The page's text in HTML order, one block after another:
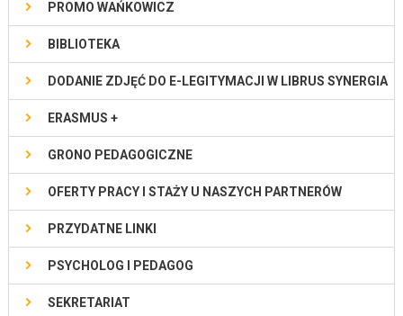
PROMO WAŃKOWICZ
BIBLIOTEKA
DODANIE ZDJĘĆ DO E-LEGITYMACJI W LIBRUS SYNERGIA
ERASMUS +
GRONO PEDAGOGICZNE
OFERTY PRACY I STAŻY U NASZYCH PARTNERÓW
PRZYDATNE LINKI
PSYCHOLOG I PEDAGOG
SEKRETARIAT